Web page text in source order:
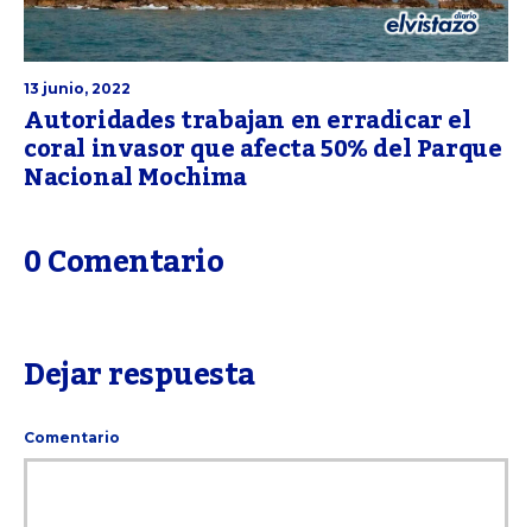
13 junio, 2022
Autoridades trabajan en erradicar el
coral invasor que afecta 50% del Parque
Nacional Mochima
0 Comentario
Dejar respuesta
Comentario